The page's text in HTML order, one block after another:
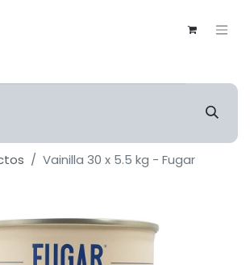
Vainilla 30 x 5.5 kg - Fugar